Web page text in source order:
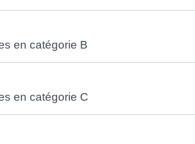
en catégorie B
en catégorie C